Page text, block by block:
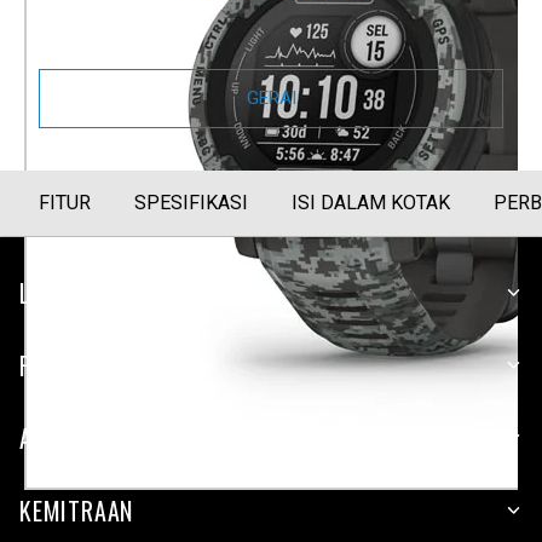
GERAI
FITUR SPESIFIKASI ISI DALAM KOTAK
LAYANAN PELANGGAN
PERUSAHAAN
APLIKASI
KEMITRAAN